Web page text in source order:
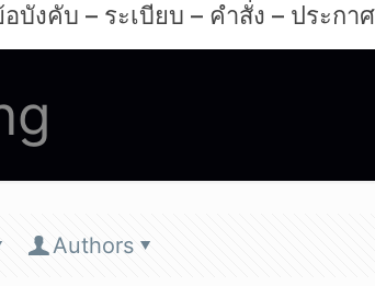
บังคับ – ระเบียบ – คำสั่ง – ประกาศ
Authors